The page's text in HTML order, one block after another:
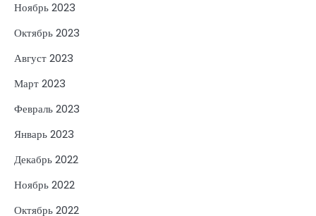
Ноябрь 2023
Октябрь 2023
Август 2023
Март 2023
Февраль 2023
Январь 2023
Декабрь 2022
Ноябрь 2022
Октябрь 2022